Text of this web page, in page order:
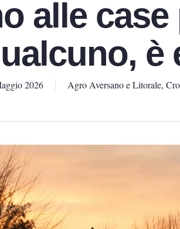
alle case
è
2026 Agro Aversano e Litorale,